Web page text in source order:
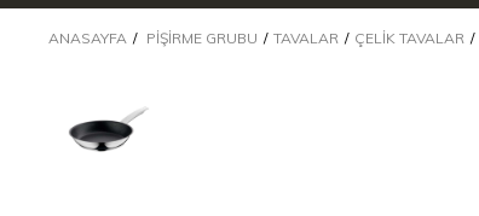
ANASAYFA PIŞIRME GRUBU TAVALAR ÇELIK TAVALAR